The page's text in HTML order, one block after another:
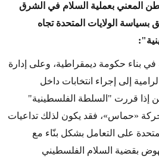
المعني بعملية السلام في الشرق
بسياسة الولايات المتحدة تجاه
في بناء حكومة ديمقراطية، وعلى إدارة
إلى إجراء انتخابات داخل
إذا قررت "السلطة الفلسطينية"
حركة «حماس»، فقد يكون لذلك تداعيات
على التعامل بشكل بنّاء مع
بقضية السلام الفلسطيني